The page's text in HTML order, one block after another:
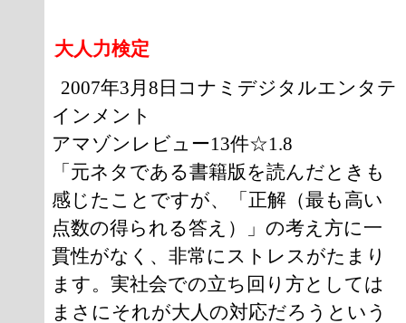
大人力検定
2007年3月8日コナミデジタルエンタテ
インメント
アマゾンレビュー13件☆1.8
「元ネタである書籍版を読んだときも
感じたことですが、「正解（最も高い
点数の得られる答え）」の考え方に一
貫性がなく、非常にストレスがたまり
ます。実社会での立ち回り方としては
まさにそれが大人の対応だろうという